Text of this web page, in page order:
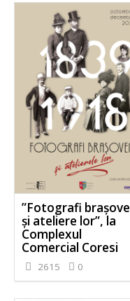
”Fotografi
și ateliere lor”, la
Complexul
Comercial Coresi
2615 0